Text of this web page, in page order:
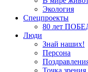
Экология
Спецпроекты
80 лет
Люди
Знай наших!
Персона
Точка зрения